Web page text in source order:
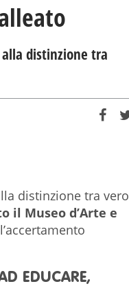
distinzione tra
distinzione tra vero
il Museo d’Arte e
EDUCARE,